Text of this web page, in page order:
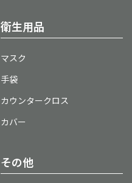
衛生用品
マスク
手袋
カウンタークロス
カバー
その他